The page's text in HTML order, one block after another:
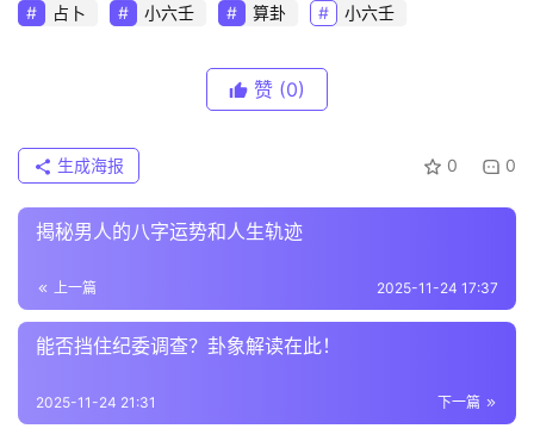
占卜 小六壬 算卦 小六壬
赞 (0)
0 0
生成海报
揭秘男人的八字运势和人生轨迹
上一篇 2025-11-24 17:37
能否挡住纪委调查？卦象解读在此！
下一篇
2025-11-24 21:31